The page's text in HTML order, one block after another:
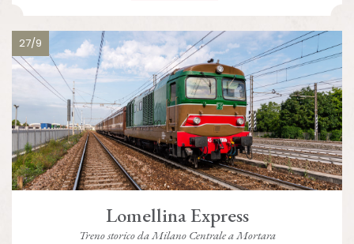
27/9
Lomellina Express
Treno storico da Milano Centrale a Mortara